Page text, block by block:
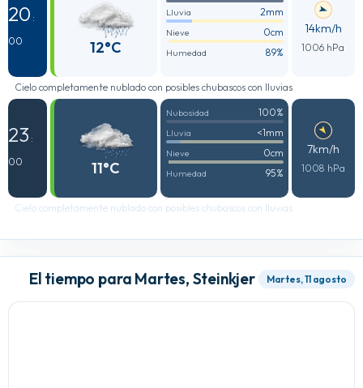
20 :
00
12°C
Lluvia 2mm
Nieve 0cm
Humedad 89%
14km/h
1006 hPa
Cielo completamente nublado con posibles chubascos con lluvias
23 :
00
11°C
Nubosidad 100%
Lluvia <1mm
Nieve 0cm
Humedad 95%
7km/h
1008 hPa
Cielo completamente nublado con posibles chubascos con lluvias
El tiempo para Martes, Steinkjer Martes, 11 agosto